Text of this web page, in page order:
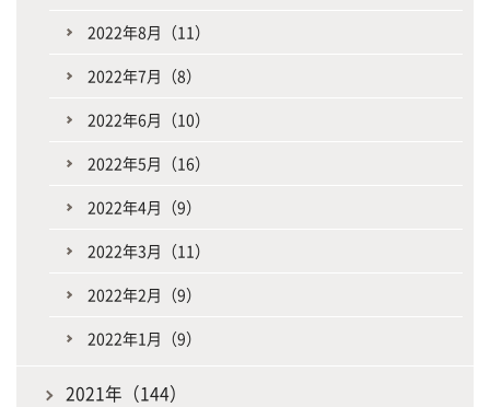
2022年8月（11）
2022年7月（8）
2022年6月（10）
2022年5月（16）
2022年4月（9）
2022年3月（11）
2022年2月（9）
2022年1月（9）
2021年（144）